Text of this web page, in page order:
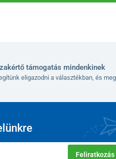
támogatás mindenkinek
eligazodni a választékban, és
Feliratkozás